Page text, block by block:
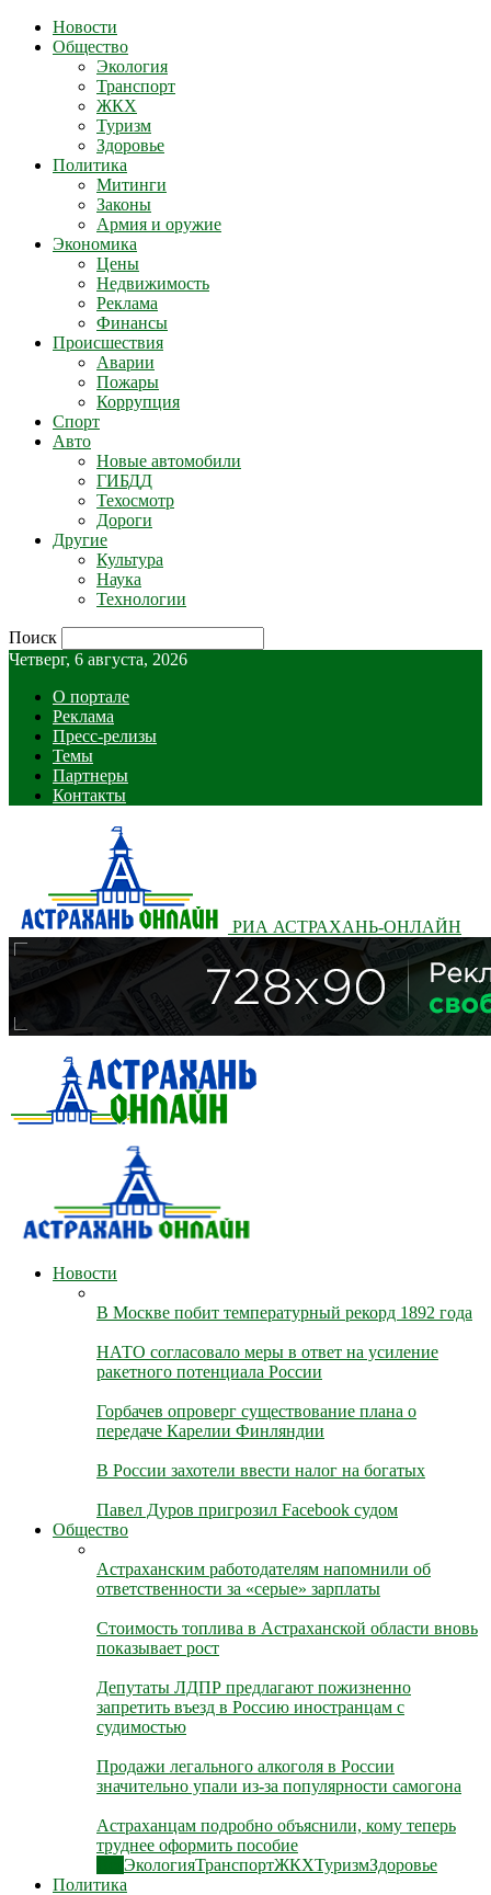
Новости
Общество
Экология
Транспорт
ЖКХ
Туризм
Здоровье
Политика
Митинги
Законы
Армия и оружие
Экономика
Цены
Недвижимость
Реклама
Финансы
Происшествия
Аварии
Пожары
Коррупция
Спорт
Авто
Новые автомобили
ГИБДД
Техосмотр
Дороги
Другие
Культура
Наука
Технологии
Поиск
Четверг, 6 августа, 2026
О портале
Реклама
Пресс-релизы
Темы
Партнеры
Контакты
РИА АСТРАХАНЬ-ОНЛАЙН
Новости
В Москве побит температурный рекорд 1892 года
НАТО согласовало меры в ответ на усиление
ракетного потенциала России
Горбачев опроверг существование плана о
передаче Карелии Финляндии
В России захотели ввести налог на богатых
Павел Дуров пригрозил Facebook судом
Общество
Астраханским работодателям напомнили об
ответственности за «серые» зарплаты
Стоимость топлива в Астраханской области вновь
показывает рост
Депутаты ЛДПР предлагают пожизненно
запретить въезд в Россию иностранцам с
судимостью
Продажи легального алкоголя в России
значительно упали из-за популярности самогона
Астраханцам подробно объяснили, кому теперь
труднее оформить пособие
ЭкологияТранспортЖКХТуризмЗдоровье
Политика